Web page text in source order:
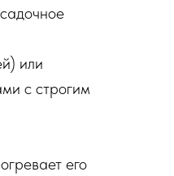
или
с строгим
его